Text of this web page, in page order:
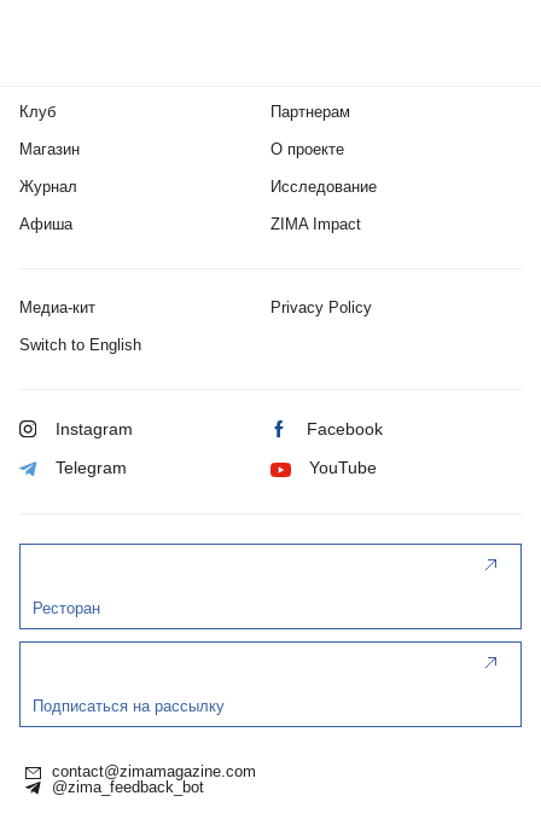
Клуб
Магазин
Журнал
Афиша
Партнерам
О проекте
Исследование
ZIMA Impact
Медиа-кит Privacy Policy
Switch to English
Instagram Facebook
Telegram YouTube
Ресторан
Подписаться на рассылку
contact@zimamagazine.com
@zima_feedback_bot